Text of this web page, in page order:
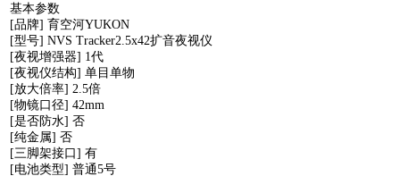
基本参数
[品牌] 育空河YUKON
[型号] NVS Tracker2.5x42扩音夜视仪
[夜视增强器] 1代
[夜视仪结构] 单目单物
[放大倍率] 2.5倍
[物镜口径] 42mm
[是否防水] 否
[纯金属] 否
[三脚架接口] 有
[电池类型] 普通5号